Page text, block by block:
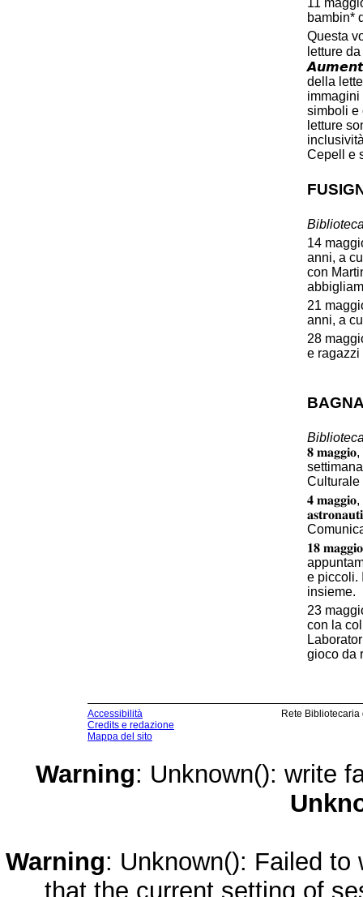
11
bambin*
Questa
letture
della
simboli e
letture
Cepell e
14
anni, a
con
21
anni, a
28
e
𝟖
Culturale
𝟒
𝟏𝟖
e piccoli.
insieme.
23
con la
gioco da
Accessibilità
Credits e redazione
Mappa del sito
Rete
Warning: Unknown(): write
Warning: Unknown(): Failed
that the current setting of